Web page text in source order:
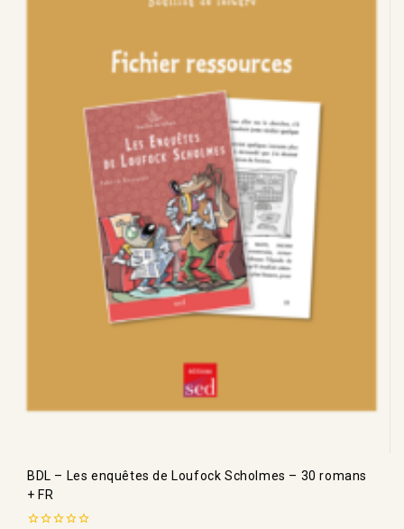
BDL – Les enquêtes de Loufock Scholmes – 30 romans
+ FR